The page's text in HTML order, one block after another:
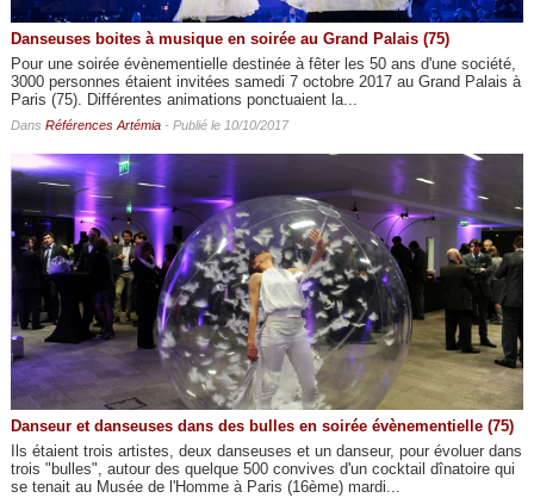
Danseuses boites à musique en soirée au Grand Palais (75)
Pour une soirée évènementielle destinée à fêter les 50 ans d'une société,
3000 personnes étaient invitées samedi 7 octobre 2017 au Grand Palais à
Paris (75). Différentes animations ponctuaient la...
Dans Références Artémia- Publié le 10/10/2017
Danseur et danseuses dans des bulles en soirée évènementielle (75)
Ils étaient trois artistes, deux danseuses et un danseur, pour évoluer dans
trois "bulles", autour des quelque 500 convives d'un cocktail dînatoire qui
se tenait au Musée de l'Homme à Paris (16ème) mardi...